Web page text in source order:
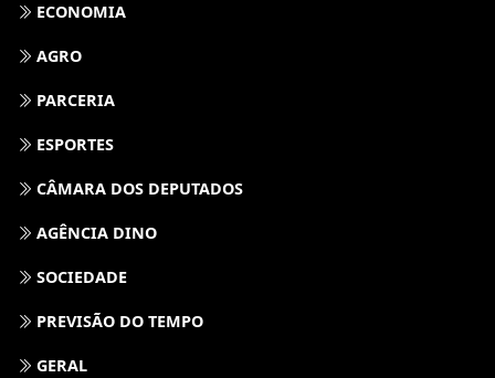
ECONOMIA
AGRO
PARCERIA
ESPORTES
CÂMARA DOS DEPUTADOS
AGÊNCIA DINO
SOCIEDADE
PREVISÃO DO TEMPO
GERAL